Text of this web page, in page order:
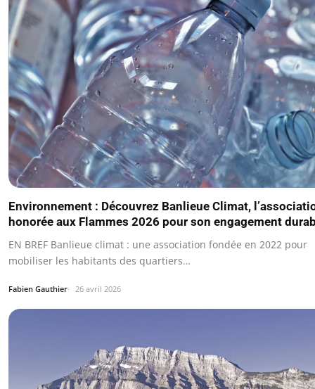
Environnement : Découvrez Banlieue Climat,
honorée aux Flammes 2026 pour son engagement
EN BREF Banlieue climat : une association fondée en 2022 pour
mobiliser les habitants des quartiers…
Fabien Gauthier 26 avril 2026